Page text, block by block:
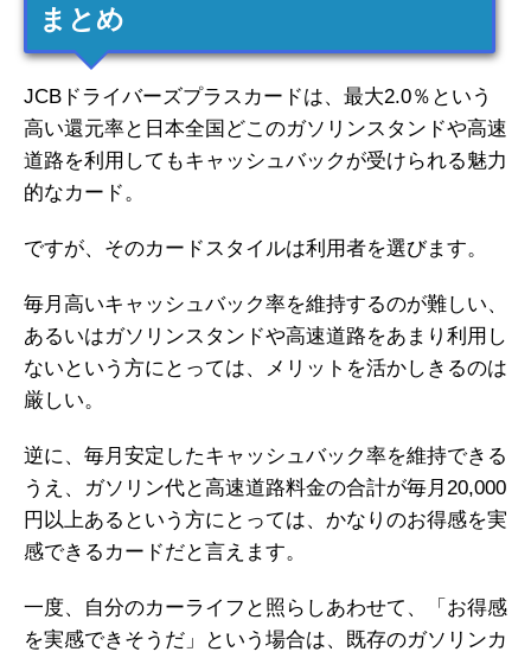
まとめ
JCBドライバーズプラスカードは、最大2.0％という
高い還元率と日本全国どこのガソリンスタンドや高速
道路を利用してもキャッシュバックが受けられる魅力
的なカード。
ですが、そのカードスタイルは利用者を選びます。
毎月高いキャッシュバック率を維持するのが難しい、
あるいはガソリンスタンドや高速道路をあまり利用し
ないという方にとっては、メリットを活かしきるのは
厳しい。
逆に、毎月安定したキャッシュバック率を維持できる
うえ、ガソリン代と高速道路料金の合計が毎月20,000
円以上あるという方にとっては、かなりのお得感を実
感できるカードだと言えます。
一度、自分のカーライフと照らしあわせて、「お得感
を実感できそうだ」という場合は、既存のガソリンカ